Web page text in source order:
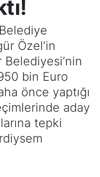
Özel’in
bin Euro
önce yaptığı
aday
tepki
Fikstür